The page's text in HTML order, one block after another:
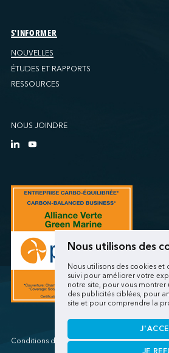
Nous utilisons des
Nous utilisons des cookies
suivi pour améliorer votre
notre site, pour vous
des publicités ciblées, pour
site et pour comprendre la
JE
S'INFORMER
NOUVELLES
ÉTUDES ET RAPPORTS
RESSOURCES
NOUS JOINDRE
Conditions d'utilisations/Renseignements